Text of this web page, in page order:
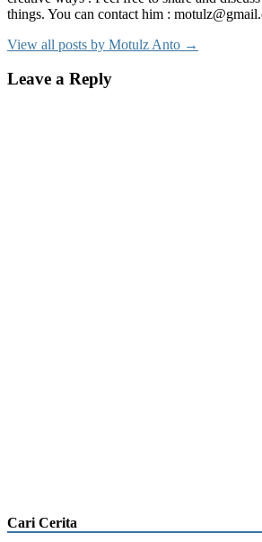
things. You can contact him :
View all posts by Motulz Anto →
Leave a Reply
Cari Cerita